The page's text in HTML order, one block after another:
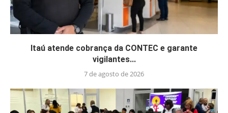
Itaú atende cobrança da CONTEC e garante
vigilantes...
7 de agosto de 2026